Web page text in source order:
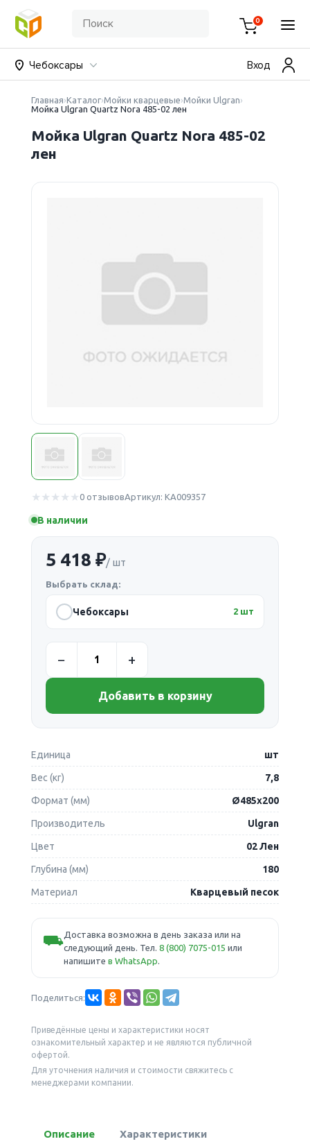
0
Чебоксары Вход
Главная Каталог Мойки кварцевые Мойки Ulgran
Мойка Ulgran Quartz Nora 485-02 лен
Мойка Ulgran Quartz Nora 485-02
лен
0 отзывовАртикул: КА009357
В наличии
5 418 ₽/ шт
Выбрать склад:
Чебоксары 2 шт
Добавить в корзину
Единица шт
Вес (кг) 7,8
Формат (мм) Ø485х200
Производитель Ulgran
Цвет 02 Лен
Глубина (мм) 180
Материал Кварцевый песок
⛟Доставка возможна в день заказа или на
следующий день. Тел. 8 (800) 7075-015 или
напишите в WhatsApp.
Поделиться:
Приведённые цены и характеристики носят
ознакомительный характер и не являются публичной
офертой.
Для уточнения наличия и стоимости свяжитесь с
менеджерами компании.
Описание Характеристики